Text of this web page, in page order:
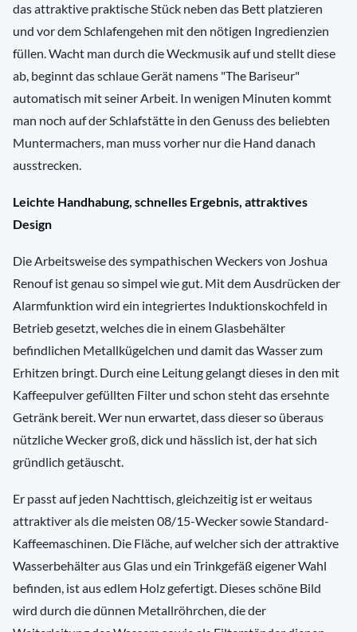
das attraktive praktische Stück neben das Bett platzieren
und vor dem Schlafengehen mit den nötigen Ingredienzien
füllen. Wacht man durch die Weckmusik auf und stellt diese
ab, beginnt das schlaue Gerät namens "The Bariseur"
automatisch mit seiner Arbeit. In wenigen Minuten kommt
man noch auf der Schlafstätte in den Genuss des beliebten
Muntermachers, man muss vorher nur die Hand danach
ausstrecken.
Leichte Handhabung, schnelles Ergebnis, attraktives
Design
Die Arbeitsweise des sympathischen Weckers von Joshua
Renouf ist genau so simpel wie gut. Mit dem Ausdrücken der
Alarmfunktion wird ein integriertes Induktionskochfeld in
Betrieb gesetzt, welches die in einem Glasbehälter
befindlichen Metallkügelchen und damit das Wasser zum
Erhitzen bringt. Durch eine Leitung gelangt dieses in den mit
Kaffeepulver gefüllten Filter und schon steht das ersehnte
Getränk bereit. Wer nun erwartet, dass dieser so überaus
nützliche Wecker groß, dick und hässlich ist, der hat sich
gründlich getäuscht.
Er passt auf jeden Nachttisch, gleichzeitig ist er weitaus
attraktiver als die meisten 08/15-Wecker sowie Standard-
Kaffeemaschinen. Die Fläche, auf welcher sich der attraktive
Wasserbehälter aus Glas und ein Trinkgefäß eigener Wahl
befinden, ist aus edlem Holz gefertigt. Dieses schöne Bild
wird durch die dünnen Metallröhrchen, die der